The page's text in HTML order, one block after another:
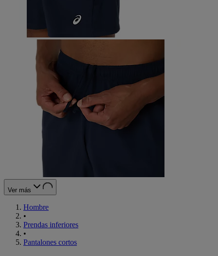
Ver más
Hombre
•
Prendas inferiores
•
Pantalones cortos